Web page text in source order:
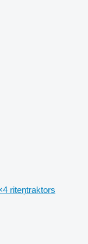
riteņtraktors